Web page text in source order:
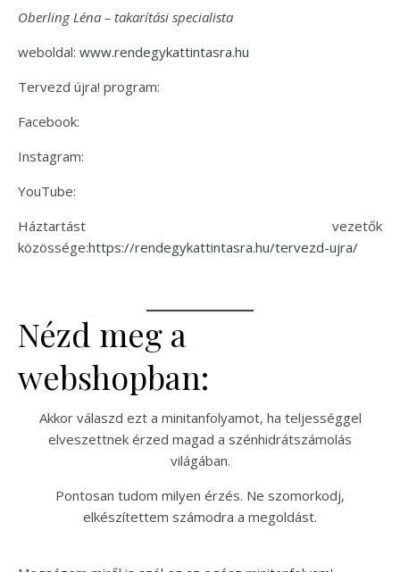
Oberling Léna – takarítási specialista
weboldal: www.rendegykattintasra.hu
Tervezd újra! program:
Facebook:
Instagram:
YouTube:
Háztartást vezetők
közössége:https://rendegykattintasra.hu/tervezd-ujra/
Nézd meg a
webshopban:
Akkor válaszd ezt a minitanfolyamot, ha teljességgel
elveszettnek érzed magad a szénhidrátszámolás
világában.
Pontosan tudom milyen érzés. Ne szomorkodj,
elkészítettem számodra a megoldást.